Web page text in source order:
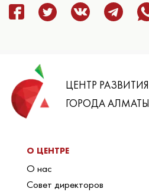
ЦЕНТР РАЗВИТИЯ
ГОРОДА АЛМАТЫ
О ЦЕНТРЕ
О нас
Совет директоров